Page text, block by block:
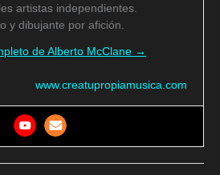
artistas independientes.
y dibujante por afición.
de Alberto McClane →
www.creatupropiamusica.com